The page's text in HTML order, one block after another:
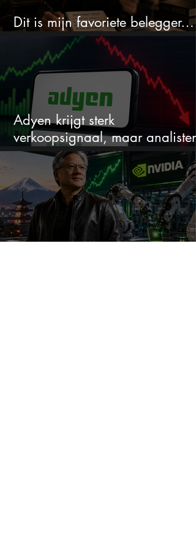
Dit is mijn favoriete belegger…
en het is niet Warren Buffett
Adyen krijgt sterk
verkoopsignaal, maar analisten
zien juist een koopkans